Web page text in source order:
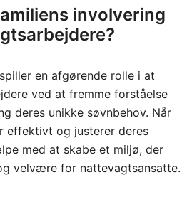
involvering
en afgørende rolle i at
ved at fremme forståelse
deres unikke søvnbehov. Når
effektivt og justerer deres
med at skabe et miljø, der
velvære for nattevagtsansatte.